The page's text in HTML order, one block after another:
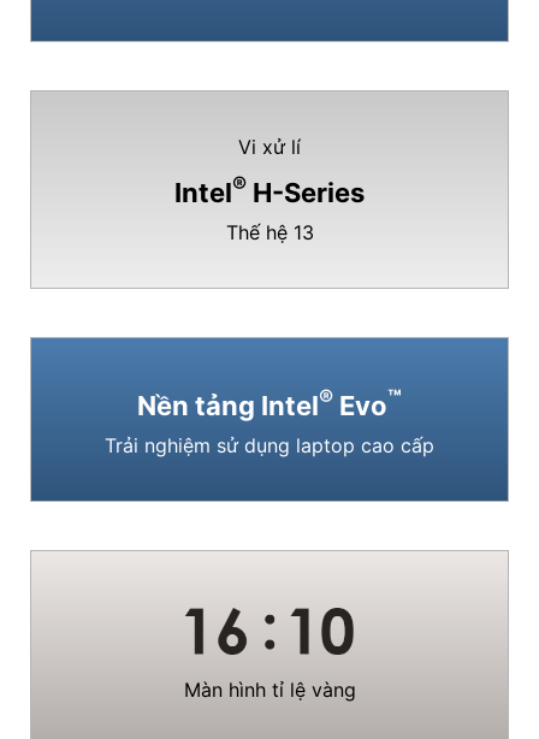
Vi xử lí
Intel® H-Series
Thế hệ 13
Nền tảng Intel® Evo™
Trải nghiệm sử dụng laptop cao cấp
Màn hình tỉ lệ vàng